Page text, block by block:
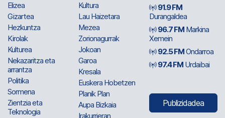
Elizea
Gizartea
Hezkuntza
Kirolak
Kulturea
Nekazaritza eta
arrantza
Politika
Sormena
Zientzia eta
Teknologia
Kultura
Lau Haizetara
Mezea
Zorionagurrak
Jokoan
Garoa
Kresala
Euskera Hobetzen
Planik Plan
Aupa Bizkaia
Irakurrieran
91.9 FM
Durangaldea
96.7 FM Markina
Xemein
92.5 FMOndarroa
97.4 FM Urdaibai
Publizidadea